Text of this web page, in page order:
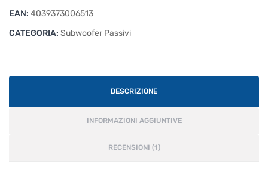
EAN: 4039373006513
CATEGORIA: Subwoofer Passivi
DESCRIZIONE
INFORMAZIONI AGGIUNTIVE
RECENSIONI (1)